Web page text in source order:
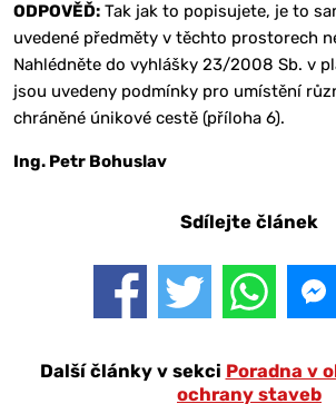
ODPOVĚĎ:Tak jak to popisujete, je to
uvedené předměty v těchto prostorech
Nahlédněte do vyhlášky 23/2008 Sb. v
jsou uvedeny podmínky pro umístění
chráněné únikové cestě (příloha 6).
Ing. Petr Bohuslav
Sdílejte článek
Další články v sekci Poradna v
ochrany staveb